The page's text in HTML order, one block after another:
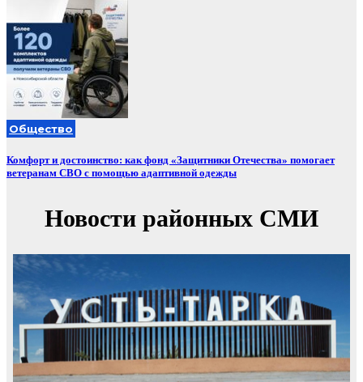
Общество
Комфорт и достоинство: как фонд «Защитники Отечества» помогает
ветеранам СВО с помощью адаптивной одежды